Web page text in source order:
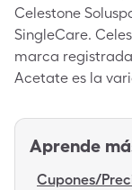
Celestone
SingleCare.
marca
Acetate es la
Aprende
Cupones/